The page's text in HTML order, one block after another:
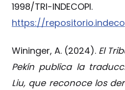
1998/TRI-INDECOPI.
https://
Wininger, A. (2024). El
Pekín publica la
Liu, que reconoce los